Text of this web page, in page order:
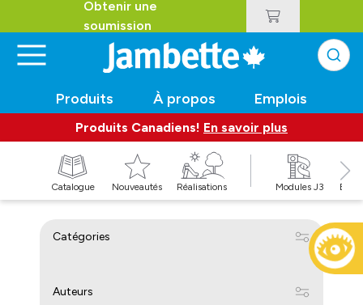
Obtenir une
soumission
Produits À propos Emplois
Produits Canadiens! En savoir plus
Catalogue Nouveautés Réalisations Modules J3
Catégories
Auteurs